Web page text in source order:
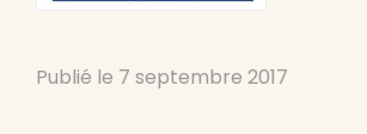
Publié le 7 septembre 2017